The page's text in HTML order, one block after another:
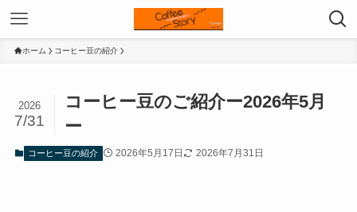
ホーム コーヒー豆の紹介
コーヒー豆のご紹介ー2026年5月
ー
2026
7/31
コーヒー豆の紹介 2026年5月17日 2026年7月31日